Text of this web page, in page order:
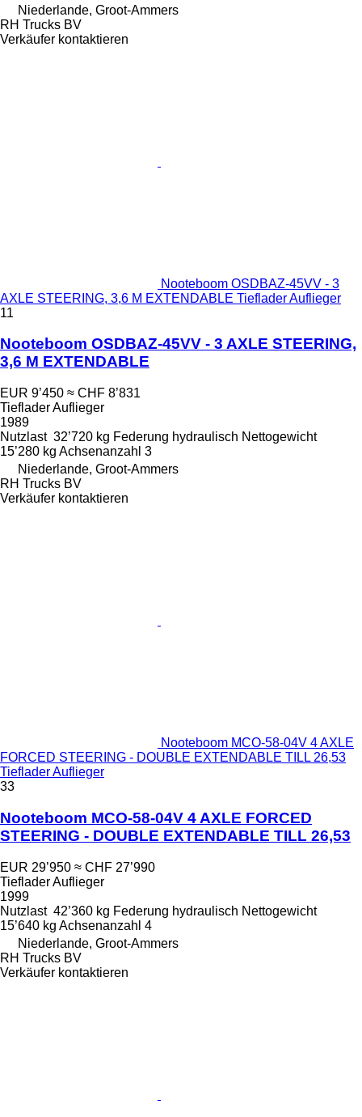
Niederlande, Groot-Ammers
RH Trucks BV
Verkäufer kontaktieren
Nooteboom OSDBAZ-45VV - 3
AXLE STEERING, 3,6 M EXTENDABLE Tieflader Auflieger
11
Nooteboom OSDBAZ-45VV - 3 AXLE STEERING,
3,6 M EXTENDABLE
EUR 9’450 ≈ CHF 8’831
Tieflader Auflieger
1989
Nutzlast 32’720 kg Federung hydraulisch Nettogewicht
15’280 kg Achsenanzahl 3
Niederlande, Groot-Ammers
RH Trucks BV
Verkäufer kontaktieren
Nooteboom MCO-58-04V 4 AXLE
FORCED STEERING - DOUBLE EXTENDABLE TILL 26,53
Tieflader Auflieger
33
Nooteboom MCO-58-04V 4 AXLE FORCED
STEERING - DOUBLE EXTENDABLE TILL 26,53
EUR 29’950 ≈ CHF 27’990
Tieflader Auflieger
1999
Nutzlast 42’360 kg Federung hydraulisch Nettogewicht
15’640 kg Achsenanzahl 4
Niederlande, Groot-Ammers
RH Trucks BV
Verkäufer kontaktieren